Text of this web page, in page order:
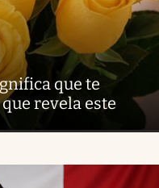
que te
revela este